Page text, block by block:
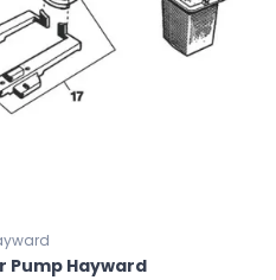
Pump Hayward